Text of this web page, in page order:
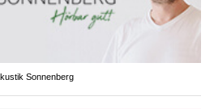
Sonnenberg